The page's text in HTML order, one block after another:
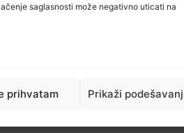
saglasnosti može negativno uticati na
prihvatam Prikaži